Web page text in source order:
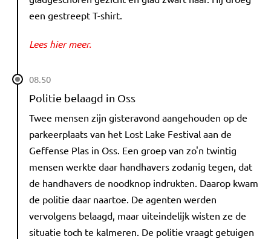
een gestreept T-shirt.
Lees hier meer.
08.50
Politie belaagd in Oss
Twee mensen zijn gisteravond aangehouden op de
parkeerplaats van het Lost Lake Festival aan de
Geffense Plas in Oss. Een groep van zo'n twintig
mensen werkte daar handhavers zodanig tegen, dat
de handhavers de noodknop indrukten. Daarop kwam
de politie daar naartoe. De agenten werden
vervolgens belaagd, maar uiteindelijk wisten ze de
situatie toch te kalmeren. De politie vraagt getuigen